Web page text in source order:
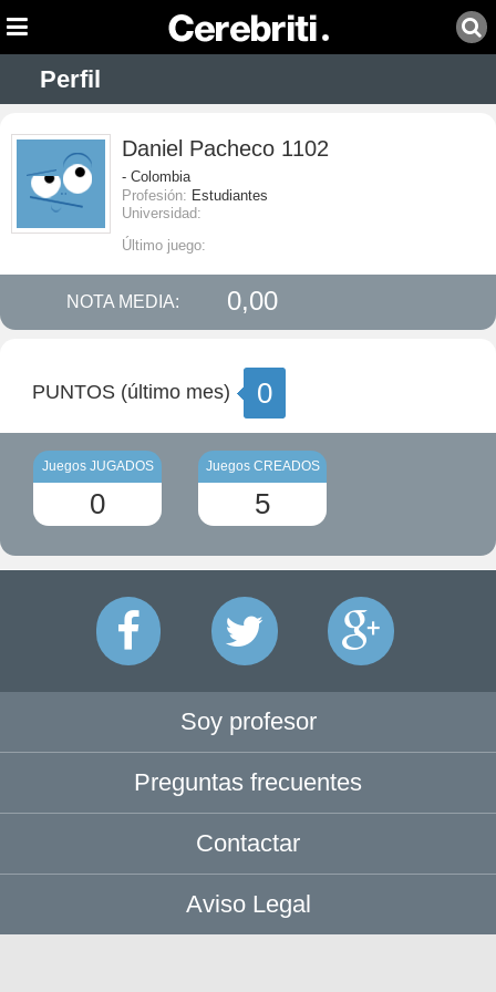
Perfil
Daniel Pacheco 1102
- Colombia
Profesión: Estudiantes
Universidad:
Último juego:
NOTA MEDIA: 0,00
PUNTOS (último mes) 0
Juegos JUGADOS
0
Juegos CREADOS
5
Soy profesor
Preguntas frecuentes
Contactar
Aviso Legal